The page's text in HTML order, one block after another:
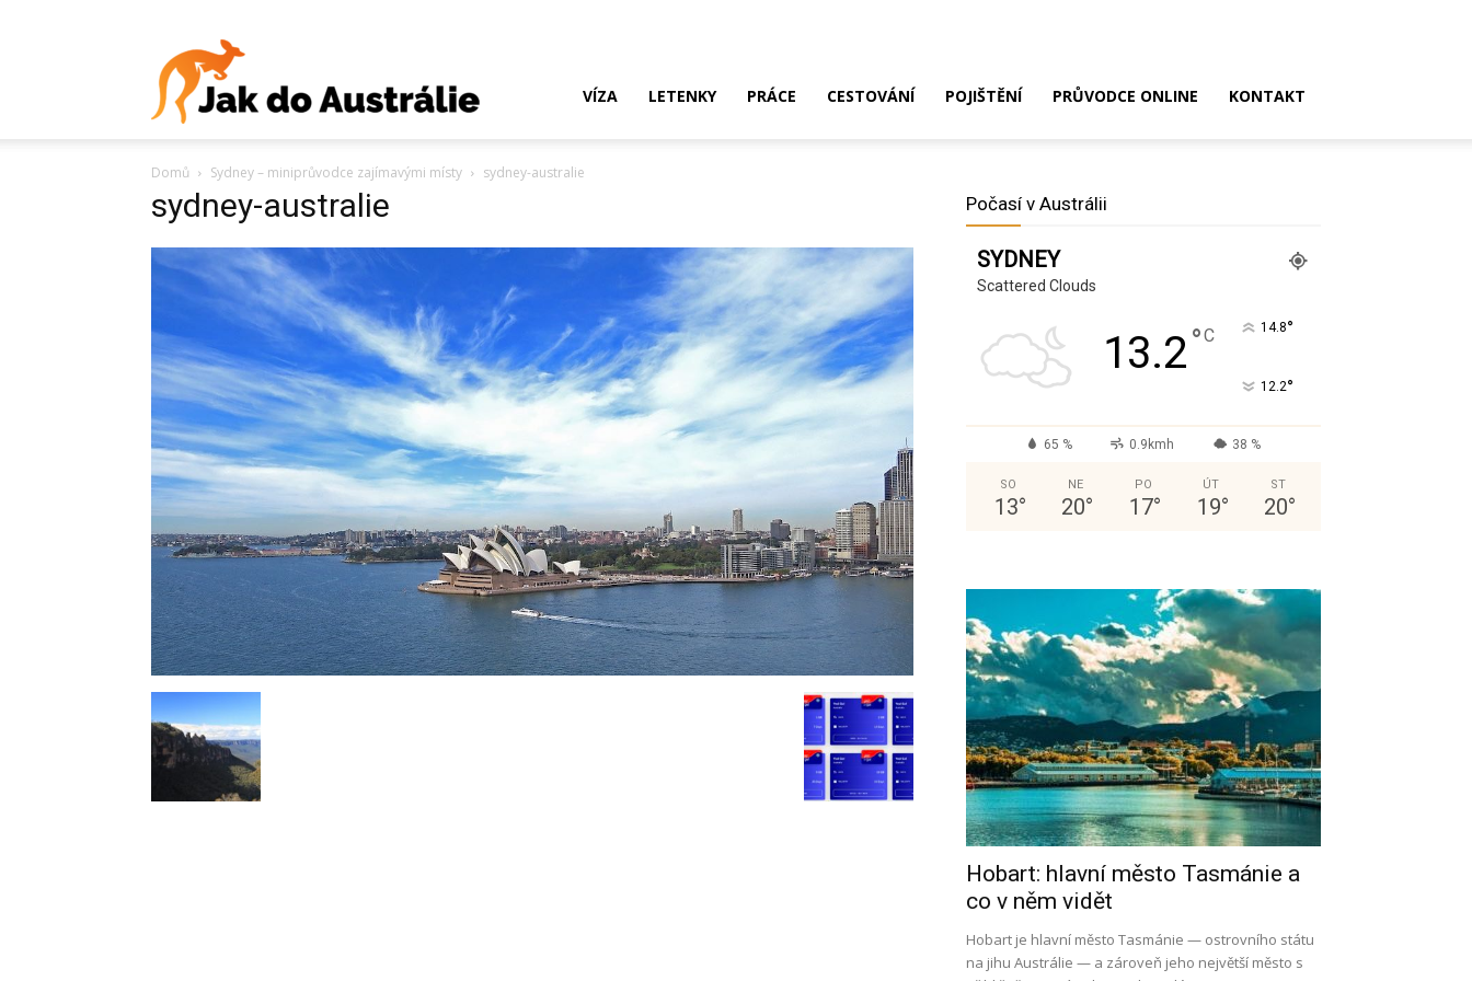
Austrálie?
letenky,
studium
VÍZA LETENKY PRÁCE CESTOVÁNÍ POJIŠTĚNÍ PRŮVODCE ONLINE KONTAKT
Domů Sydney – miniprůvodce zajímavými místy sydney-australie
sydney-australie Počasí v Austrálii
SYDNEY
Scattered Clouds
13.2°C 14.8°
12.2°
65 % 0.9kmh 38 %
SO
13°
NE
20°
PO
17°
ÚT
19°
ST
20°
Hobart: hlavní město Tasmánie a
co v něm vidět
Hobart je hlavní město Tasmánie — ostrovního státu
na jihu Austrálie — a zároveň jeho největší město s